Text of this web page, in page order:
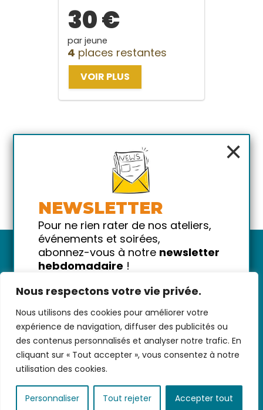
Nous respectons votre vie privée.
Nous utilisons des cookies pour améliorer votre
expérience de navigation, diffuser des publicités ou
des contenus personnalisés et analyser notre trafic. En
cliquant sur « Tout accepter », vous consentez à notre
utilisation des cookies.
Personnaliser Tout rejeter Accepter tout
30 €
par jeune
4 places restantes
VOIR PLUS
Nous contacter- CGV/CGU-Données
personnelles-Infos pratiques- FAQ
×
NEWSLETTER
Pour ne rien rater de nos ateliers,
événements et soirées,
abonnez-vous à notre newsletter
hebdomadaire !
!
Votre email